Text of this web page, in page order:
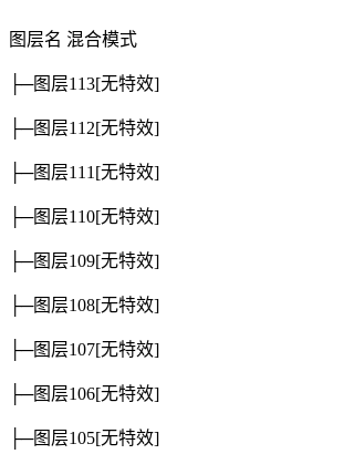
图层名 混合模式
├─图层113[无特效]
├─图层112[无特效]
├─图层111 [无特效]
├─图层110[无特效]
├─图层109[无特效]
├─图层108[无特效]
├─图层107[无特效]
├─图层106[无特效]
├─图层105[无特效]